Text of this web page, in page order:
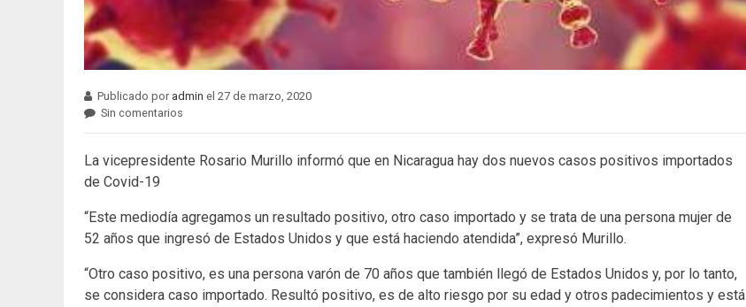
Publicado por admin el 27 de marzo, 2020
Sin comentarios
La vicepresidente Rosario Murillo informó que en Nicaragua hay dos nuevos casos positivos importados
de Covid-19
“Este mediodía agregamos un resultado positivo, otro caso importado y se trata de una persona mujer de
52 años que ingresó de Estados Unidos y que está haciendo atendida”, expresó Murillo.
“Otro caso positivo, es una persona varón de 70 años que también llegó de Estados Unidos y, por lo tanto,
se considera caso importado. Resultó positivo, es de alto riesgo por su edad y otros padecimientos y está